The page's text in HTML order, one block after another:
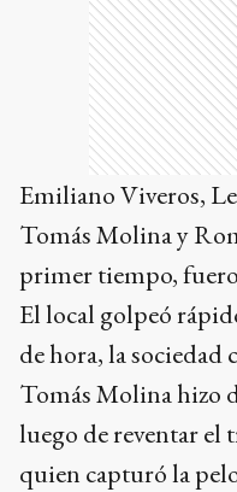
Emiliano Viveros,
Tomás Molina y
primer tiempo,
El local golpeó
de hora, la
Tomás Molina hizo
luego de reventar el
quien capturó la